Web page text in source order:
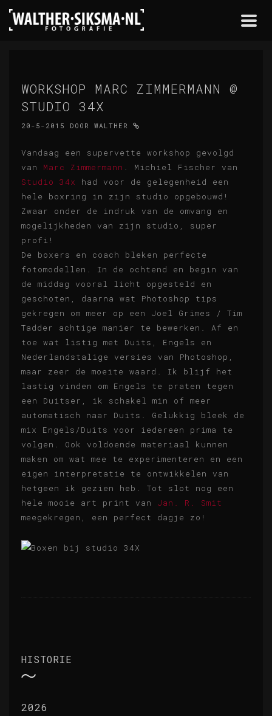
WORKSHOP MARC ZIMMERMANN @
STUDIO 34X
20-5-2015 DOOR WALTHER
Vandaag een supervette workshop gevolgd
van Marc Zimmermann . Michiel Fischer van
Studio 34x
had voor de gelegenheid een
hele boxring in zijn studio opgebouwd!
Zwaar onder de indruk van de omvang en
mogelijkheden van zijn studio, super
profi!
De boxers en coach bleken perfecte
fotomodellen. In de ochtend en begin van
de middag vooral licht opgesteld en
geschoten, daarna wat Photoshop tips
gekregen om meer op een Joel Grimes / Tim
Tadder achtige manier te bewerken. Af en
toe wat listig met Duits, Engels en
Nederlandstalige versies van Photoshop,
maar zeer de moeite waard. Ik blijf het
lastig vinden om Engels te praten tegen
een Duitser, ik schakel min of meer
automatisch naar Duits. Gelukkig bleek de
mix Engels/Duits voor iedereen prima te
volgen. Ook voldoende materiaal kunnen
maken om wat mee te experimenteren en een
eigen interpretatie te ontwikkelen van
hetgeen ik gezien heb. Tot slot nog een
hele mooie art print van Jan. R. Smit
meegekregen, een perfect dagje zo!
HISTORIE
2026